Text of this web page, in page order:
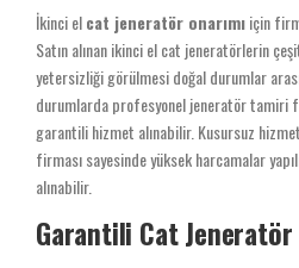
İkinci elcat jeneratör onarımıiçin
Satın alınan ikinci el cat jeneratörlerin
yetersizliği görülmesi doğal durumlar
durumlarda profesyonel jeneratör tamiri
garantili hizmet alınabilir. Kusursuz
firması sayesinde yüksek harcamalar
alınabilir.
Garantili Cat Jeneratör